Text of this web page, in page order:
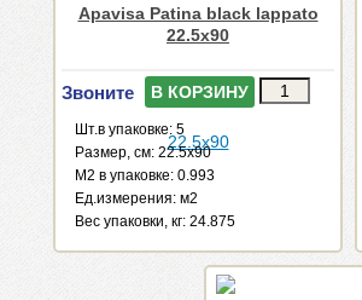
Apavisa Patina black lappato
22.5x90
Звоните В КОРЗИНУ
Шт.в упаковке: 5
Размер, см: 22.5x90
М2 в упаковке: 0.993
Ед.измерения: м2
Веc упаковки, кг: 24.875